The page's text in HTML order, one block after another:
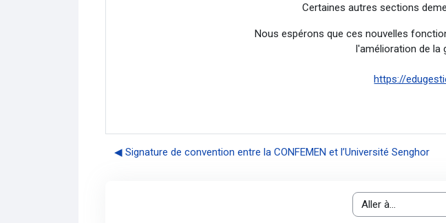
Certaines autres sections
Nous espérons que ces nouvelles
l'amélioration de la
https://
◀︎ Signature de convention entre la CONFEMEN et l’Université Senghor
Aller à…